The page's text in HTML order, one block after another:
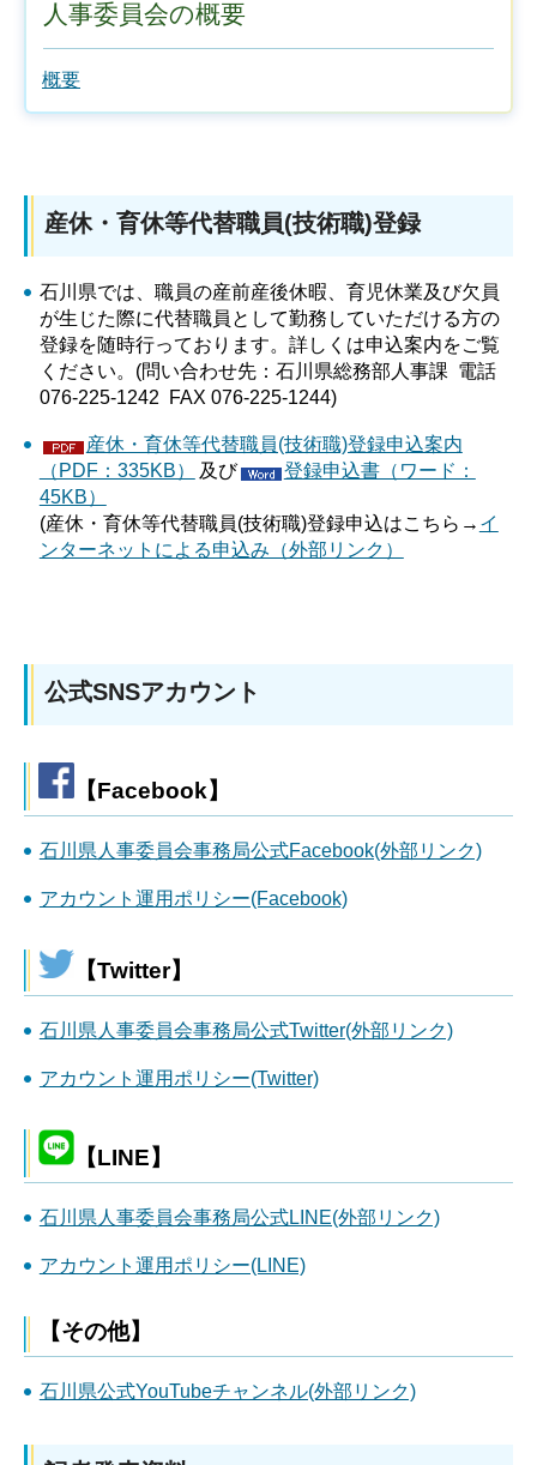
人事委員会の概要
概要
産休・育休等代替職員(技術職)登録
石川県では、職員の産前産後休暇、育児休業及び欠員
が生じた際に代替職員として勤務していただける方の
登録を随時行っております。詳しくは申込案内をご覧
ください。(問い合わせ先：石川県総務部人事課 電話
076-225-1242 FAX 076-225-1244)
産休・育休等代替職員(技術職)登録申込案内
（PDF：335KB）
及び
登録申込書（ワード：
45KB）
(産休・育休等代替職員(技術職)登録申込はこちら→ イ
ンターネットによる申込み（外部リンク）
公式SNSアカウント
【Facebook】
石川県人事委員会事務局公式Facebook(外部リンク)
アカウント運用ポリシー(Facebook)
【Twitter】
石川県人事委員会事務局公式Twitter(外部リンク)
アカウント運用ポリシー(Twitter)
【LINE】
石川県人事委員会事務局公式LINE(外部リンク)
アカウント運用ポリシー(LINE)
【その他】
石川県公式YouTubeチャンネル(外部リンク)